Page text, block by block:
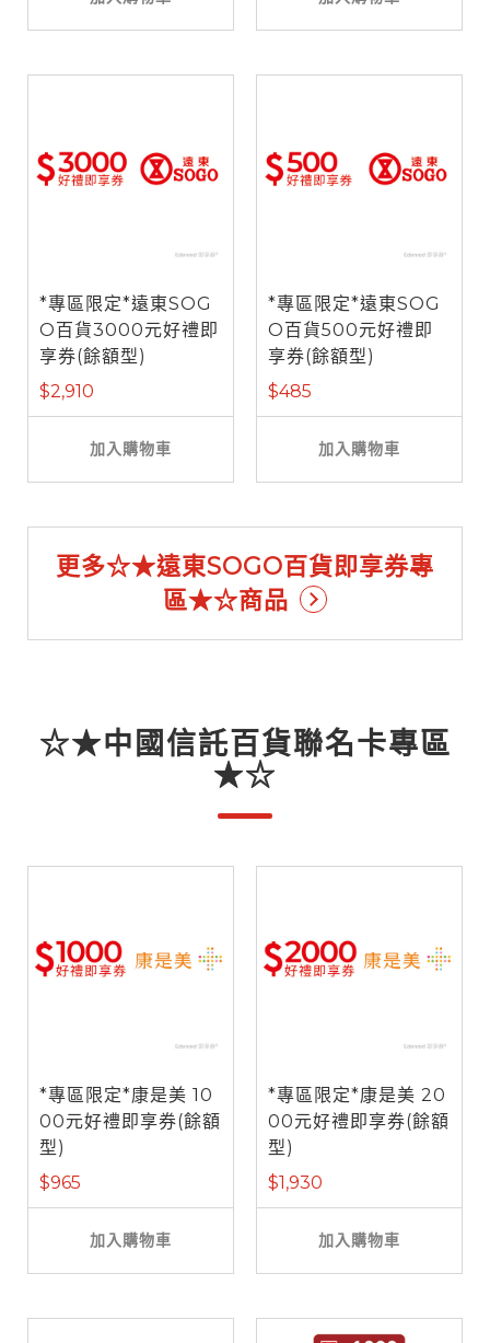
*專區限定*遠東SOG
O百貨3000元好禮即
享券(餘額型)
$2,910
加入購物車
*專區限定*遠東SOG
O百貨500元好禮即
享券(餘額型)
$485
加入購物車
更多☆★遠東SOGO百貨即享券專
區★☆商品
☆★中國信託百貨聯名卡專區
★☆
*專區限定*康是美 10
00元好禮即享券(餘額
型)
$965
加入購物車
*專區限定*康是美 20
00元好禮即享券(餘額
型)
$1,930
加入購物車